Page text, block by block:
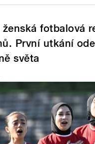
fotbalová
První utkání
světa